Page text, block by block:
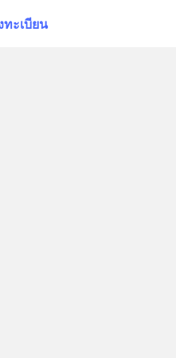
ทะเบียน